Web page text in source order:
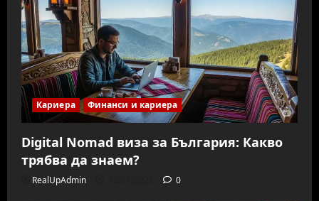
Кариера Финанси и кариера
Digital Nomad виза за България: Какво
трябва да знаем?
RealUpAdmin 0